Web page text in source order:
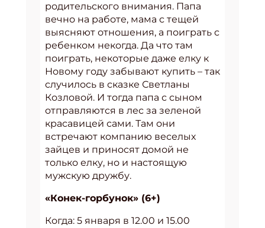
родительского внимания. Папа
вечно на работе, мама с тещей
выясняют отношения, а поиграть с
ребенком некогда. Да что там
поиграть, некоторые даже елку к
Новому году забывают купить – так
случилось в сказке Светланы
Козловой. И тогда папа с сыном
отправляются в лес за зеленой
красавицей сами. Там они
встречают компанию веселых
зайцев и приносят домой не
только елку, но и настоящую
мужскую дружбу.
«Конек-горбунок» (6+)
Когда: 5 января в 12.00 и 15.00